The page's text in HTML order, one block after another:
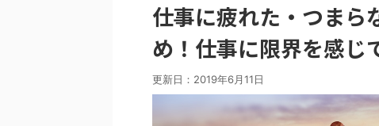
仕事に疲れた・つまら
め！仕事に限界を感じ
更新日： 2019年6月11日